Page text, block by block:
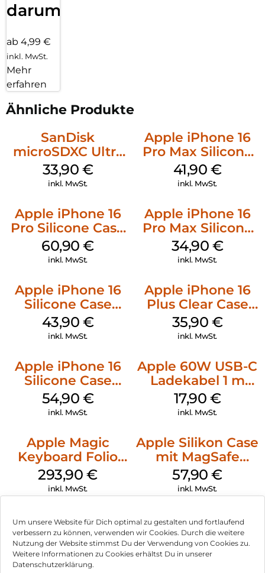
Um unsere Website für Dich optimal zu gestalten und fortlaufend
verbessern zu können, verwenden wir Cookies. Durch die weitere
Nutzung der Website stimmst Du der Verwendung von Cookies zu.
Weitere Informationen zu Cookies erhältst Du in unserer
Datenschutzerklärung.
darum!
ab 4,99 €
inkl. MwSt.
Mehr
erfahren
Ähnliche Produkte
SanDisk
microSDXC Ultra
128 GB + Adapter
Mobile
33,90 €
inkl. MwSt.
Apple iPhone 16
Pro Max Silicone
Case MagSafe
Ultramarine
41,90 €
inkl. MwSt.
Apple iPhone 16
Pro Silicone Case
MagSafe Stone
Gray
60,90€
inkl. MwSt.
Apple iPhone 16
Pro Max Silicone
Case MagSafe
Denim
34,90 €
inkl. MwSt.
Apple iPhone 16
Silicone Case
MagSafe Plum
43,90 €
inkl. MwSt.
Apple iPhone 16
Plus Clear Case
MagSafe
Transparent
35,90 €
inkl. MwSt.
Apple iPhone 16
Silicone Case
MagSafe Black
54,90 €
inkl. MwSt.
Apple 60W USB-C
Ladekabel 1 m
Weiß
17,90 €
inkl. MwSt.
Apple Magic
Keyboard Folio
iPad 10.9″ (10.Gen.)
Weiß
293,90€
inkl. MwSt.
Apple Silikon Case
mit MagSafe
iPhone 14 Pro
(PRODUCT)RED
57,90€
inkl. MwSt.
Impressum